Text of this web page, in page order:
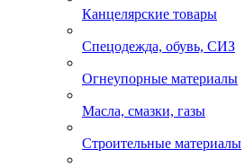
Канцелярские товары
Спецодежда, обувь, СИЗ
Огнеупорные материалы
Масла, смазки, газы
Строительные материалы